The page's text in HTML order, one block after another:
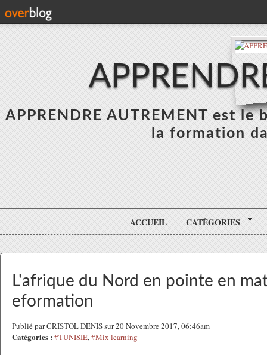
APPRENDRE AUTREMENT est
la formation
ACCUEIL CATÉGORIES
L'afrique du Nord en pointe en
eformation
Publié par CRISTOL DENIS sur 20 Novembre 2017, 06:46am
Catégories : #TUNISIE,#Mix learning